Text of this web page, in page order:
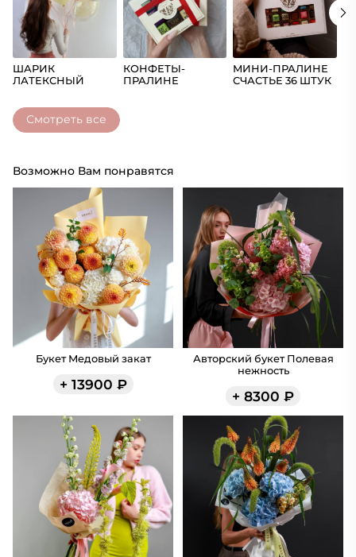
ШАРИК
ЛАТЕКСНЫЙ
КОНФЕТЫ-
ПРАЛИНЕ
МИНИ-ПРАЛИНЕ
СЧАСТЬЕ 36 ШТУК
Смотреть все
Возможно Вам понравятся
Букет Медовый закат
+ 13900 ₽
Авторский букет Полевая
нежность
+ 8300 ₽